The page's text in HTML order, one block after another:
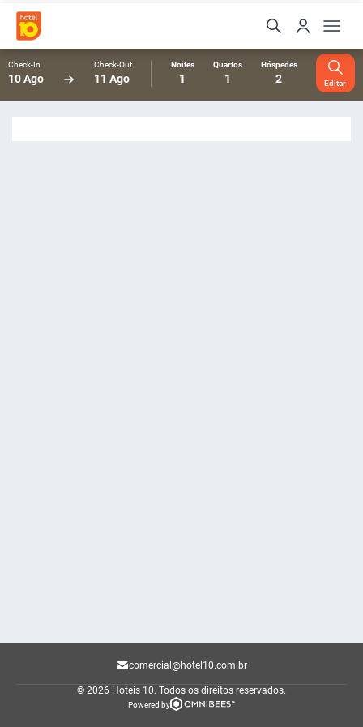
Check-In
10 Ago
Check-Out
11 Ago
Noites
1
Quartos
1
Hóspedes
2 Editar
comercial@hotel10.com.br
© 2026 Hoteis 10. Todos os direitos reservados.
Powered by